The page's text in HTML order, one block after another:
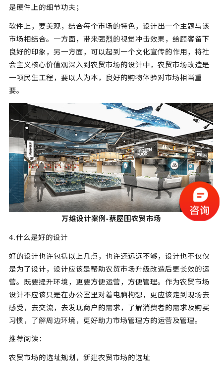
是硬件上的细节功夫；
软件上，要美观，结合每个市场的特色，设计出一个主题与该
市场相结合。一方面，带来强烈的视觉冲击效果，给顾客留下
良好的印象，另一方面，可以起到一个文化宣传的作用，将社
会主义核心价值观深入到农贸市场的设计中，农贸市场改造是
一项民生工程，要以人为本，良好的购物体验对市场相当重
要。
万维设计案例-蔡屋围农贸市场
4.什么是好的设计
好的设计也许包括以上几点，也许还远远不够，设计也不仅仅
是为了设计，设计应该是帮助农贸市场升级改造后更长效的运
营。既要提升环境，更要方便运营，方便管理。作为农贸市场
设计不应该只是在办公室里对着电脑构想，更应该走到现场去
感受，去交流，去发现商户的需求，了解消费者的需求及购买
习惯，了解周边环境，更好助力市场管理方的运营及管理。
推荐阅读：
农贸市场的选址规划，新建农贸市场的选址